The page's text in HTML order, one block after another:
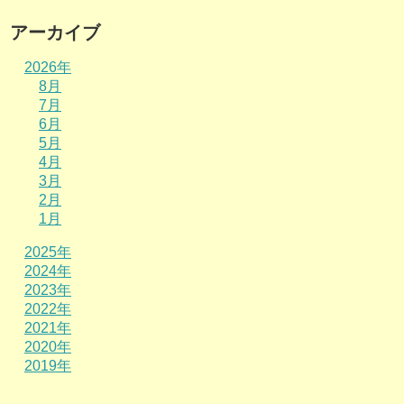
アーカイブ
2026年
8月
7月
6月
5月
4月
3月
2月
1月
2025年
2024年
2023年
2022年
2021年
2020年
2019年